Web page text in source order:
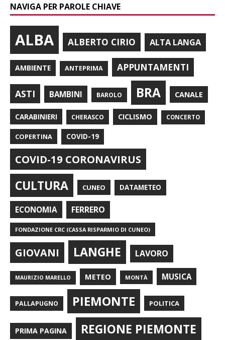
NAVIGA PER PAROLE CHIAVE
ALBA ALBERTO CIRIO ALTA LANGA
AMBIENTE ANTEPRIMA APPUNTAMENTI
ASTI BAMBINI BAROLO BRA CANALE
CARABINIERI CHERASCO CICLISMO CONCERTO
COPERTINA COVID-19
COVID-19 CORONAVIRUS
CULTURA CUNEO DATAMETEO
ECONOMIA FERRERO
FONDAZIONE CRC (CASSA RISPARMIO DI CUNEO)
GIOVANI LANGHE LAVORO
MAURIZIO MARELLO METEO MONTÀ MUSICA
PALLAPUGNO PIEMONTE POLITICA
PRIMA PAGINA REGIONE PIEMONTE